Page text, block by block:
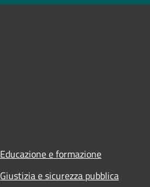
Educazione e formazione
Giustizia e sicurezza pubblica